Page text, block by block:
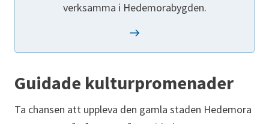
verksamma i Hedemorabygden.
Guidade kulturpromenader
Ta chansen att uppleva den gamla staden Hedemora